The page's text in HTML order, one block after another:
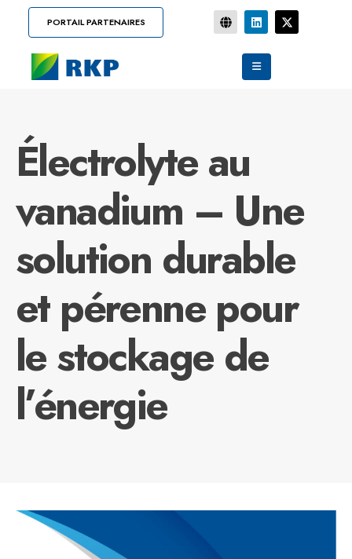
PORTAIL PARTENAIRES
Électrolyte au
vanadium – Une
solution durable
et pérenne pour
le stockage de
l’énergie